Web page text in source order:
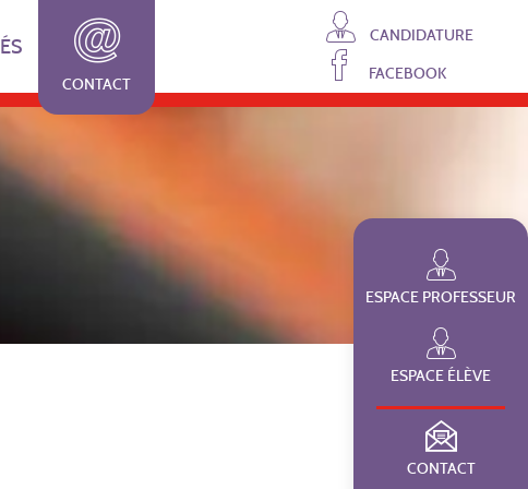
ESPACE PROFESSEUR
ESPACE ÉLÈVE
CONTACT
CONTACT
CANDIDATURE
FACEBOOK